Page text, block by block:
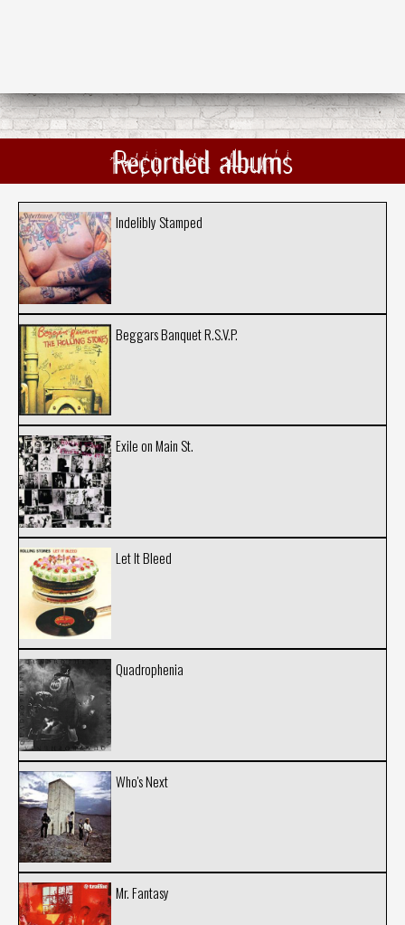
Recorded albums
Indelibly Stamped
Beggars Banquet R.S.V.P.
Exile on Main St.
Let It Bleed
Quadrophenia
Who's Next
Mr. Fantasy